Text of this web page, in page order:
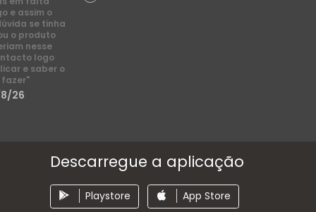
e assim o
se tinha
o produto
nesse
logo
e saber o
fazer"
26
Descarregue a aplicação
Playstore App Store